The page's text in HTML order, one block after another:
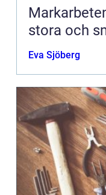
stora och
Eva Sjöberg